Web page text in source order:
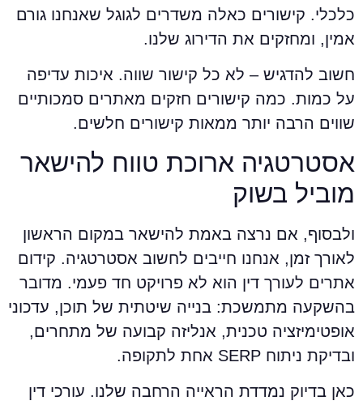
כלכלי. קישורים כאלה משדרים לגוגל שאנחנו גורם
אמין, ומחזקים את הדירוג שלנו.
חשוב להדגיש – לא כל קישור שווה. איכות עדיפה
על כמות. כמה קישורים חזקים מאתרים סמכותיים
שווים הרבה יותר ממאות קישורים חלשים.
אסטרטגיה ארוכת טווח להישאר
מוביל בשוק
ולבסוף, אם נרצה באמת להישאר במקום הראשון
לאורך זמן, אנחנו חייבים לחשוב אסטרטגיה. קידום
אתרים לעורך דין הוא לא פרויקט חד פעמי. מדובר
בהשקעה מתמשכת: בנייה שיטתית של תוכן, עדכוני
אופטימיזציה טכנית, אנליזה קבועה של מתחרים,
ובדיקת ניתוח SERP אחת לתקופה.
כאן בדיוק נמדדת הראייה הרחבה שלנו. עורכי דין